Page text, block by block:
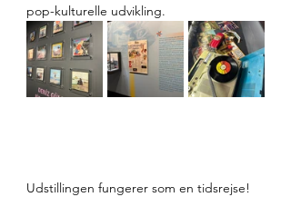
pop-kulturelle udvikling.
Udstillingen fungerer som en tidsrejse!